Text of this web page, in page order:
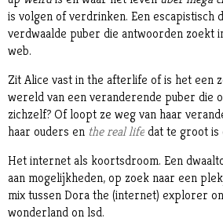
is volgen of verdrinken. Een escapistisch
verdwaalde puber die antwoorden zoekt
web.
Zit Alice vast in the afterlife of is het een
wereld van een veranderende puber die
zichzelf? Of loopt ze weg van haar
haar ouders en the real life dat te groot is
Het internet als koortsdroom. Een
aan mogelijkheden, op zoek naar een
mix tussen Dora the (internet) explorer
wonderland on lsd.